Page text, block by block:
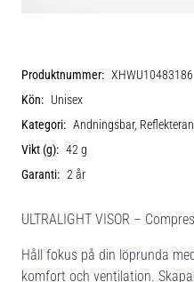
Produktnummer: XHWU10483186
Kön: Unisex
Kategori: Andningsbar,
Vikt (g): 42 g
Garanti: 2 år
ULTRALIGHT VISOR –
Håll fokus på din löprunda
komfort och ventilation.